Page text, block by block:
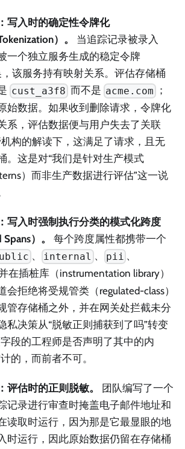
写入时的确定性令牌化
）。
当追踪记录被录入
一个独立服务生成的稳定令牌
，该服务持有映射关系。评估存储桶
cust_a3f8 而不是 acme.com
；
始数据。如果收到删除请求，令牌化
系，评估数据便与用户失去了关联
构的解读下，这满足了请求，且无
。这是对“我们是针对生产模式
）而非生产数据进行评估”这一说
写入时强制执行分类的模式化跨度
）。
每个跨度属性都携带一个
、 internal 、 pii 、
在插桩库（instrumentation library）
会拒绝将受规管类（regulated-class）
管存储桶之外，并在网关处拦截未分
私决策从“脱敏正则捕获到了吗”转变
段的工程师是否声明了其中的内
的，而前者不可。
评估时的正则脱敏。
团队编写了一个
记录进行审查时掩盖电子邮件地址和
读取时运行，因为那是它最显眼的地
时运行，因此原始数据仍留在存储桶